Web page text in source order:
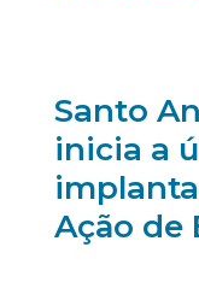
Canal de
Imprensa
Santo
inicia a
Ação de